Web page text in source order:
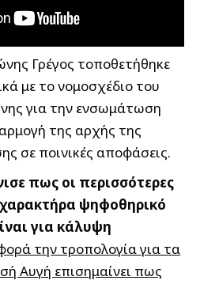
Γρέγος τοποθετήθηκε
με το νομοσχέδιο του
για την ενσωμάτωση
της αρχής της
σε ποινικές αποφάσεις.
πως οι περισσότερες
ψηφοθηρικό
για κάλυψη
την τροπολογία για τα
Αυγή επισημαίνει πως